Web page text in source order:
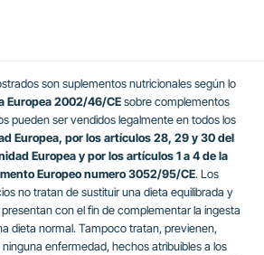
son suplementos nutricionales según lo
Europea 2002/46/CEsobre complementos
pueden ser vendidos legalmente en todos los
Europea, por los artículos 28, 29 y 30 del
Europea y por los artículos 1 a 4 de la
Europeo numero 3052/95/CE. Los
no tratan de sustituir una dieta equilibrada y
con el fin de complementar la ingesta
dieta normal. Tampoco tratan, previenen,
enfermedad, hechos atribuibles a los